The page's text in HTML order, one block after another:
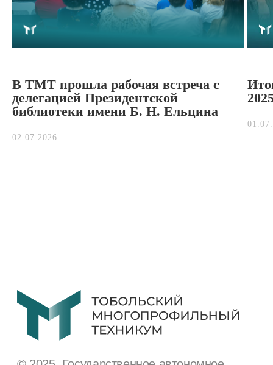
В ТМТ прошла рабочая встреча с
делегацией Президентской
библиотеки имени Б. Н. Ельцина
02.07.2026
tmt.priemnaya@tmt72.ru
учреждение Тюменской области
«Тобольский многопрофильный техникум»